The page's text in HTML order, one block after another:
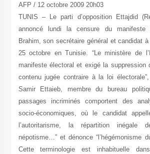
AFP / 12 octobre 2009 20h03
TUNIS – Le parti d’opposition Ettajdid
annoncé lundi la censure du manifeste
Brahim, son secrétaire général et candidat
25 octobre en Tunisie. “Le ministère de
manifeste électoral et exigé la suppression
contenu jugée contraire à la loi
Samir Ettaieb, membre du bureau
passages incriminés comportent des
socio-économiques, où le candidat
l’autoritarisme, la répartition inégale
népotisme…” et dénonce “l’hégémonisme
Cette terminologie est inhabituelle